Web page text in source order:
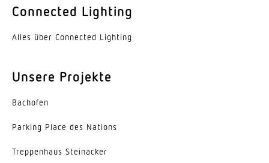
Connected Lighting
Alles über Connected Lighting
Unsere Projekte
Bachofen
Parking Place des Nations
Trep­penhaus Steinacker